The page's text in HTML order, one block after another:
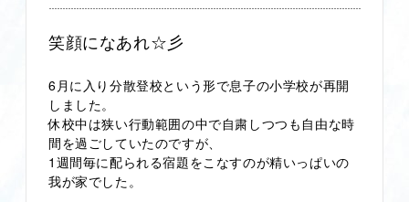
笑顔になあれ☆彡
6月に入り分散登校という形で息子の小学校が再開
しました。
休校中は狭い行動範囲の中で自粛しつつも自由な時
間を過ごしていたのですが、
1週間毎に配られる宿題をこなすのが精いっぱいの
我が家でした。